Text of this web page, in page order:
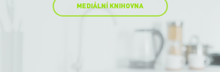
MEDIÁLNÍ KNIHOVNA